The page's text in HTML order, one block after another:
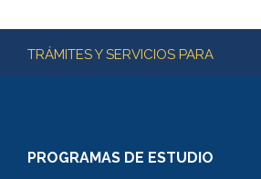
Más información
TRÁMITES Y SERVICIOS PARA
PROGRAMAS DE ESTUDIO